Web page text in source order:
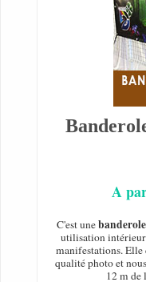
A
C'est unebanderole
utilisation intérieur
manifestations. Elle
qualité photo et
12 m de